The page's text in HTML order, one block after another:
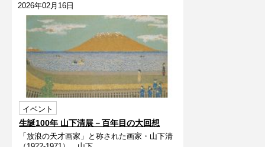
2026年02月16日
イベント
生誕100年 山下清展－百年目の大回想
「放浪の天才画家」と称された画家・山下清